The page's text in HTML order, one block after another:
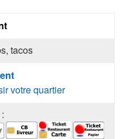
tacos
votre quartier